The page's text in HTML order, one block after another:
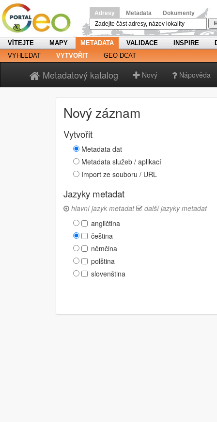
Adresy Metadata Dokumenty
VÍTEJTE MAPY METADATA VALIDACE INSPIRE
VYHLEDAT
VYTVOŘIT GEO-DCAT